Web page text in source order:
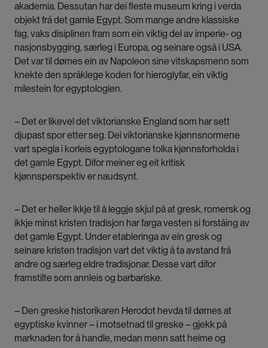
akademia. Dessutan har dei fleste museum kring i verda
objekt frå det gamle Egypt. Som mange andre klassiske
fag, vaks disiplinen fram som ein viktig del av imperie- og
nasjonsbygging, særleg i Europa, og seinare også i USA.
Det var til dømes ein av Napoleon sine vitskapsmenn som
knekte den språklege koden for hieroglyfar, ein viktig
milestein for egyptologien.
– Det er likevel det viktorianske England som har sett
djupast spor etter seg. Dei viktorianske kjønnsnormene
vart spegla i korleis egyptologane tolka kjønnsforholda i
det gamle Egypt. Difor meiner eg eit kritisk
kjønnsperspektiv er naudsynt.
– Det er heller ikkje til å leggje skjul på at gresk, romersk og
ikkje minst kristen tradisjon har farga vesten si forståing av
det gamle Egypt. Under etableringa av ein gresk og
seinare kristen tradisjon vart det viktig å ta avstand frå
andre og særleg eldre tradisjonar. Desse vart difor
framstilte som annleis og barbariske.
– Den greske historikaren Herodot hevda til dømes at
egyptiske kvinner – i motsetnad til greske – gjekk på
marknaden for å handle, medan menn satt heime og